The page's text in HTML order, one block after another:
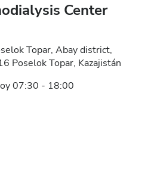
Center
Topar, Abay district,
Poselok Topar, Kazajistán
07:30 - 18:00